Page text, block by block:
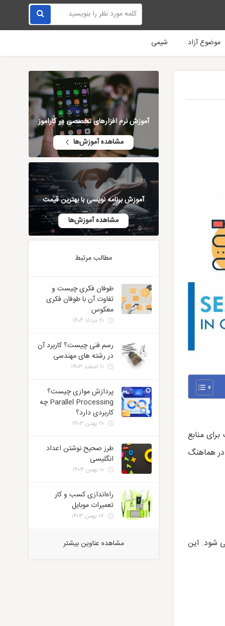
موضوع آزاد شیمی
منابع
هماهنگ
شود. این
آموزش نرم افزارهای تخصصی در کاراموز
مشاهده آموزش‌ها
آموزش برنامه نویسی با بهترین قیمت
مشاهده آموزش‌ها
مطالب مرتبط
طوفان فکری چیست و
تفاوت آن با طوفان فکری
معکوس
۲۰ مرداد ۱۴۰۴
رسم فنی چیست؟ کاربرد آن
در رشته های مهندسی
پردازش موازی چیست؟
Parallel Processing چه
کاربردی دارد؟
۲۰ بهمن ۱۴۰۳
طرز صحیح نوشتن اعداد
انگلیسی
۱۰ بهمن ۱۴۰۳
راه‌اندازی کسب و کار
تعمیرات موبایل
مشاهده عناوین بیشتر